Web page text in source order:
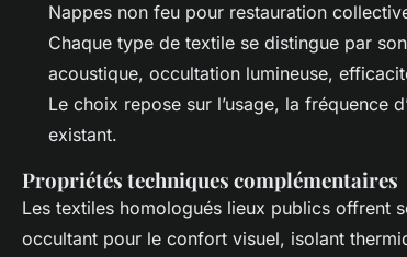
Nappes non feu pour restauration
Chaque type de textile se distingue par
acoustique, occultation lumineuse,
Le choix repose sur l’usage, la fréquence
existant.
Propriétés techniques complémentaires
Les textiles homologués lieux publics offrent
occultant pour le confort visuel, isolant